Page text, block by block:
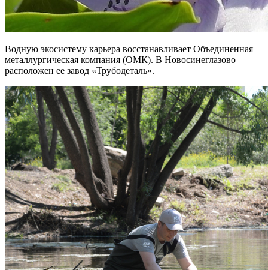
Водную экосистему карьера восстанавливает Объединенная
металлургическая компания (ОМК). В Новосинеглазово
расположен ее завод «Трубодеталь».